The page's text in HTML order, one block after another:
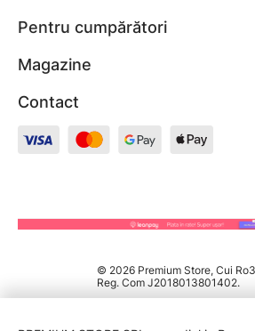
Pentru cumpărători
Magazine
Contact
© 2026 Premium Store, Cui
Reg. Com J2018013801402.